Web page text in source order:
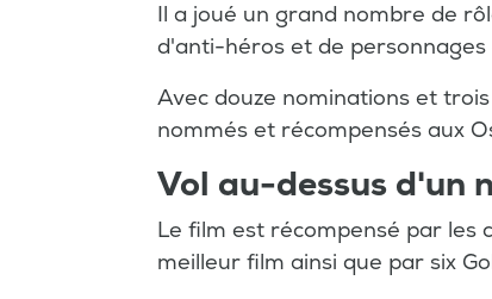
Il a joué un grand nombre de
d'anti-héros et de personnages
Avec douze nominations et
nommés et récompensés aux
Vol au-dessus d'un
Le film est récompensé par les
meilleur film ainsi que par six